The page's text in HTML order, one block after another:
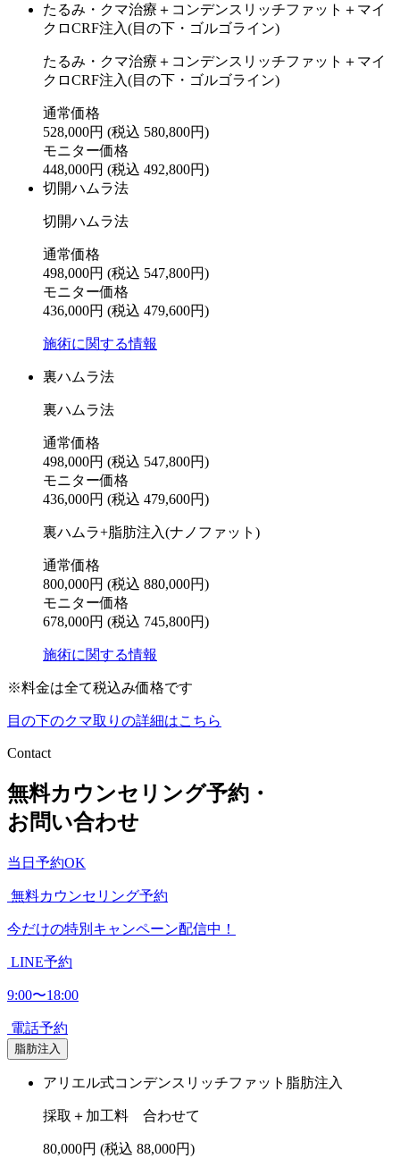
たるみ・クマ治療＋コンデンスリッチファット＋マイ
クロCRF注入(目の下・ゴルゴライン)
たるみ・クマ治療＋コンデンスリッチファット＋マイ
クロCRF注入(目の下・ゴルゴライン)
通常価格
528,000円 (税込 580,800円)
モニター価格
448,000円 (税込 492,800円)
切開ハムラ法
切開ハムラ法
通常価格
498,000円 (税込 547,800円)
モニター価格
436,000円 (税込 479,600円)
施術に関する情報
裏ハムラ法
裏ハムラ法
通常価格
498,000円 (税込 547,800円)
モニター価格
436,000円 (税込 479,600円)
裏ハムラ+脂肪注入(ナノファット)
通常価格
800,000円 (税込 880,000円)
モニター価格
678,000円 (税込 745,800円)
施術に関する情報
※料金は全て税込み価格です
目の下のクマ取りの詳細はこちら
Contact
無料カウンセリング予約・
お問い合わせ
当日予約OK
無料カウンセリング予約
今だけの特別キャンペーン配信中！
LINE予約
9:00〜18:00
電話予約
脂肪注入
アリエル式コンデンスリッチファット脂肪注入
採取＋加工料 合わせて
80,000円 (税込 88,000円)